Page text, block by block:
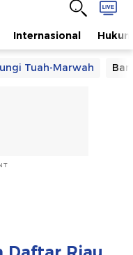
Internasional Hukum
Tuah-Marwah